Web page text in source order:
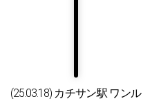
(25.03.18) カチサン駅 ワンル